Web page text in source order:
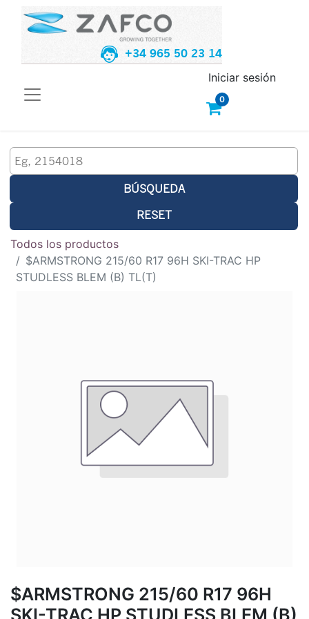
+34 965 50 23 14
0
Iniciar sesión
BÚSQUEDA
RESET
Todos los productos
$ARMSTRONG 215/60 R17 96H SKI-TRAC HP
STUDLESS BLEM (B) TL(T)
$ARMSTRONG 215/60 R17 96H
SKI-TRAC HP STUDLESS BLEM (B)